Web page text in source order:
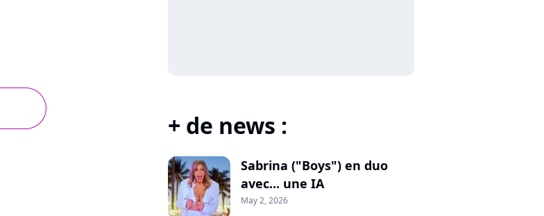
+ de news :
Sabrina ("Boys") en duo
avec... une IA
May 2, 2026